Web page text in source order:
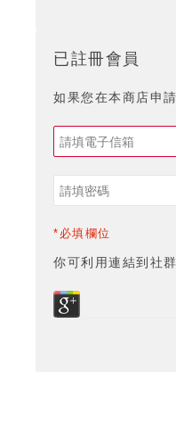
已註冊會員
如果您在本商店申
*必填欄位
你可利用連結到社